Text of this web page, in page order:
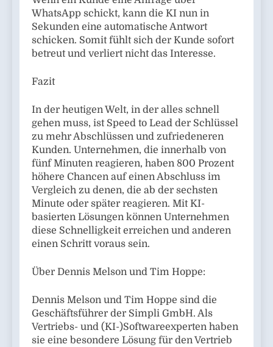
WhatsApp schickt, kann die KI nun in
Sekunden eine automatische Antwort
schicken. Somit fühlt sich der Kunde sofort
betreut und verliert nicht das Interesse.
Fazit
In der heutigen Welt, in der alles schnell
gehen muss, ist Speed to Lead der Schlüssel
zu mehr Abschlüssen und zufriedeneren
Kunden. Unternehmen, die innerhalb von
fünf Minuten reagieren, haben 800 Prozent
höhere Chancen auf einen Abschluss im
Vergleich zu denen, die ab der sechsten
Minute oder später reagieren. Mit KI-
basierten Lösungen können Unternehmen
diese Schnelligkeit erreichen und anderen
einen Schritt voraus sein.
Über Dennis Melson und Tim Hoppe:
Dennis Melson und Tim Hoppe sind die
Geschäftsführer der Simpli GmbH. Als
Vertriebs- und (KI-)Softwareexperten haben
sie eine besondere Lösung für den Vertrieb